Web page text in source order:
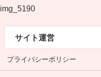
img_5190
サイト運営
プライバシーポリシー